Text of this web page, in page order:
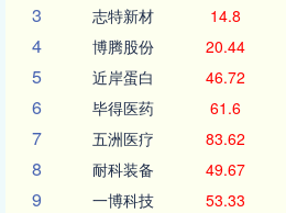
3 志特新材 14.8
4 博腾股份 20.44
5 近岸蛋白 46.72
6 毕得医药 61.6
7 五洲医疗 83.62
8 耐科装备 49.67
9 一博科技 53.33